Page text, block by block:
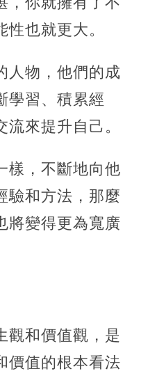
也就更大。
人物，他們的成
學習、積累經
來提升自己。
樣，不斷地向他
驗和方法，那麼
將變得更為寬廣
觀和價值觀，是
價值的根本看法